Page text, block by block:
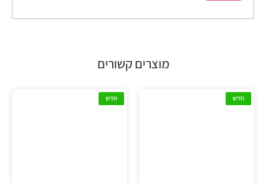
מוצרים קשורים
חדש חדש